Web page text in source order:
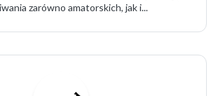
zarówno amatorskich, jak i...